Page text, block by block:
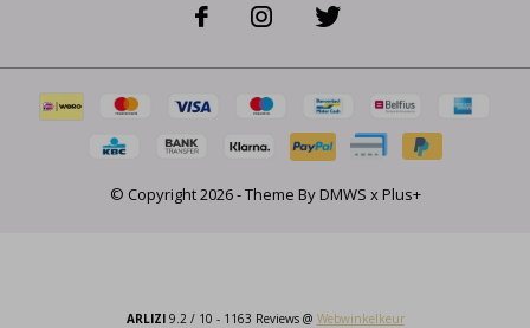
© Copyright2026- Theme ByDMWS x Plus+
ARLIZI9.2 / 10 - 1163 Reviews @ Webwinkelkeur